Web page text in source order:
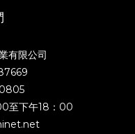
有限公司
至下午18：00